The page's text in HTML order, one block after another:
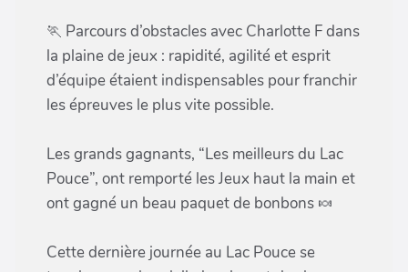
🏃 Parcours d’obstacles avec Charlotte F dans
la plaine de jeux : rapidité, agilité et esprit
d’équipe étaient indispensables pour franchir
les épreuves le plus vite possible.
Les grands gagnants, “Les meilleurs du Lac
Pouce”, ont remporté les Jeux haut la main et
ont gagné un beau paquet de bonbons 🍬
Cette dernière journée au Lac Pouce se